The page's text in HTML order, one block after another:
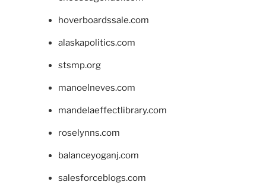
hoverboardssale.com
alaskapolitics.com
stsmp.org
manoelneves.com
mandelaeffectlibrary.com
roselynns.com
balanceyoganj.com
salesforceblogs.com